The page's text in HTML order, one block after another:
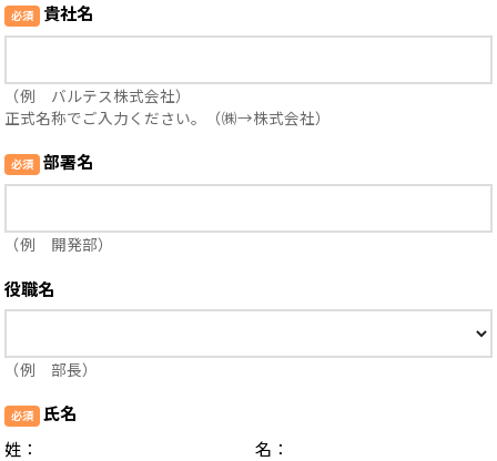
貴社名
（例 バルテス株式会社）
正式名称でご入力ください。（㈱→株式会社）
部署名
（例 開発部）
役職名
（例 部長）
氏名
姓：
名：